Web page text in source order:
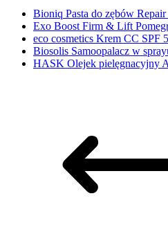
Bioniq Pasta do zębów Repair
Exo Boost Firm & Lift
eco cosmetics Krem CC SPF
Biosolis Samoopalacz w
HASK Olejek pielęgnacyjny